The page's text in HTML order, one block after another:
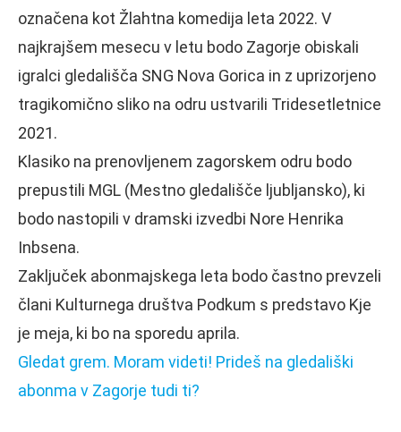
označena kot Žlahtna komedija leta 2022. V
najkrajšem mesecu v letu bodo Zagorje obiskali
igralci gledališča SNG Nova Gorica in z uprizorjeno
tragikomično sliko na odru ustvarili Tridesetletnice
2021.
Klasiko na prenovljenem zagorskem odru bodo
prepustili MGL (Mestno gledališče ljubljansko), ki
bodo nastopili v dramski izvedbi Nore Henrika
Inbsena.
Zaključek abonmajskega leta bodo častno prevzeli
člani Kulturnega društva Podkum s predstavo Kje
je meja, ki bo na sporedu aprila.
Gledat grem. Moram videti! Prideš na gledališki
abonma v Zagorje tudi ti?